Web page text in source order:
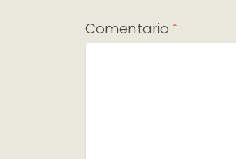
Comentario *